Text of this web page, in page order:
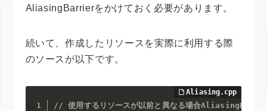
AliasingBarrierをかけておく必要があります。
続いて、作成したリソースを実際に利用する際
のソースが以下です。
// 使用するリソースが以前と異なる場合